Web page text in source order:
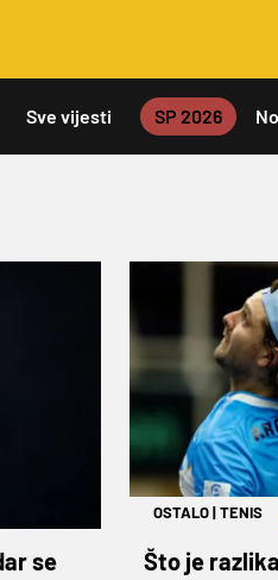
Sve vijesti SP 2026
se
OSTALO|TENIS
Što je